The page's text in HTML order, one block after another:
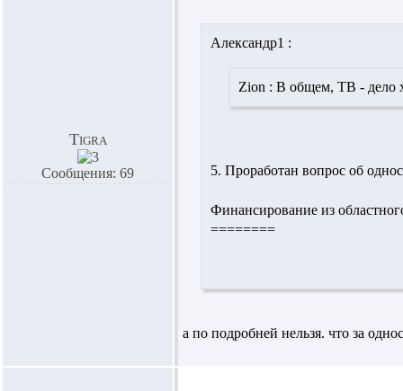
Tigra
Сообщения: 69
Александр1 :
Zion : В общем, ТВ - дело
5. Проработан вопрос об
Финансирование из
========
а по подробней нельзя. что за